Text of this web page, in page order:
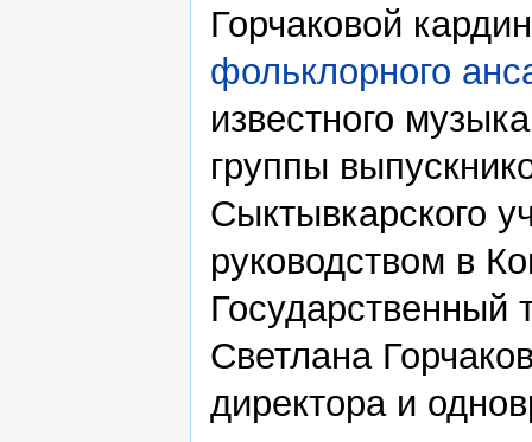
Горчаковой
фольклорного
известного
группы
Сыктывкарского
руководством в
Государственный
Светлана
директора и